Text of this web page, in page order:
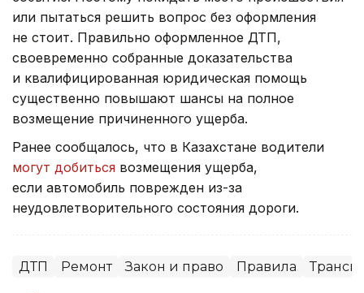
или пытаться решить вопрос без оформления
не стоит. Правильно оформленное ДТП,
своевременно собранные доказательства
и квалифицированная юридическая помощь
существенно повышают шансы на полное
возмещение причиненного ущерба.
Ранее сообщалось, что в Казахстане водители
могут добиться возмещения ущерба,
если автомобиль поврежден из-за
неудовлетворительного состояния дороги.
ДТП Ремонт Закон и право Правила